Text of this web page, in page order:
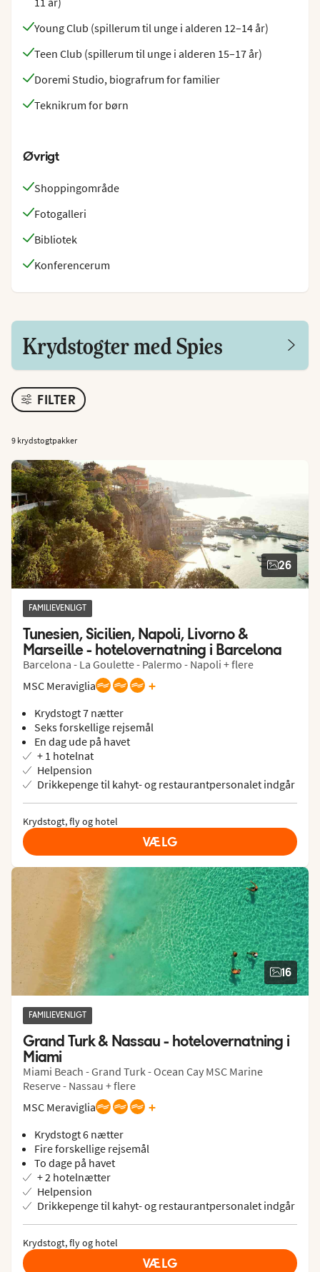
Young Club (spillerum til unge i alderen 12–14 år)
Teen Club (spillerum til unge i alderen 15–17 år)
Doremi Studio, biografrum for familier
Teknikrum for børn
Øvrigt
Shoppingområde
Fotogalleri
Bibliotek
Konferencerum
Krydstogter med Spies
FILTER
9 krydstogtpakker
26
FAMILIEVENLIGT
Tunesien, Sicilien, Napoli, Livorno &
Marseille - hotelovernatning i Barcelona
Barcelona - La Goulette - Palermo - Napoli + flere
MSC Meraviglia
+
Krydstogt 7 nætter
Seks forskellige rejsemål
En dag ude på havet
+ 1 hotelnat
Helpension
Drikkepenge til kahyt- og restaurantpersonalet indgår
Krydstogt, fly og hotel
VÆLG
16
FAMILIEVENLIGT
Grand Turk & Nassau - hotelovernatning i
Miami
Miami Beach - Grand Turk - Ocean Cay MSC Marine
Reserve - Nassau + flere
MSC Meraviglia
+
Krydstogt 6 nætter
Fire forskellige rejsemål
To dage på havet
+ 2 hotelnætter
Helpension
Drikkepenge til kahyt- og restaurantpersonalet indgår
Krydstogt, fly og hotel
VÆLG